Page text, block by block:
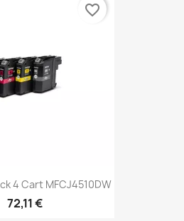
4 Cart MFCJ4510DW
72,11 €
favorite_border